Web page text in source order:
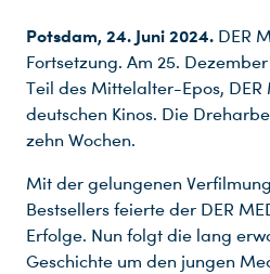
Potsdam, 24. Juni 2024. DER
Fortsetzung. Am 25.
Teil des Mittelalter-Epos, DER
deutschen Kinos. Die
zehn Wochen.
Mit der gelungenen
Bestsellers feierte der DER
Erfolge. Nun folgt die lang
Geschichte um den jungen